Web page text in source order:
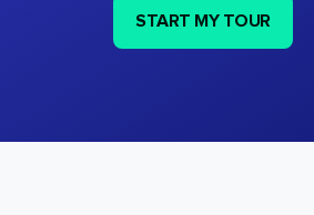
START MY TOUR